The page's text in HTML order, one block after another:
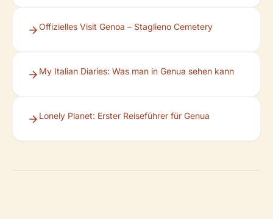
Offizielles Visit Genoa – Staglieno Cemetery
My Italian Diaries: Was man in Genua sehen kann
Lonely Planet: Erster Reiseführer für Genua